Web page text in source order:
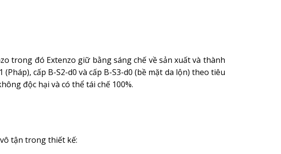
trong đó Extenzo giữ bằng sáng chế về sản xuất và thành
cấp B-S2-d0 và cấp B-S3-d0 (bề mặt da lộn) theo tiêu
độc hại và có thể tái chế 100%.
tận trong thiết kế: